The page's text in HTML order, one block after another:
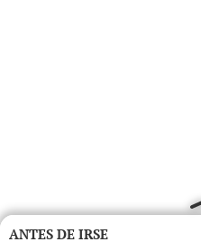
ANTES DE IRSE